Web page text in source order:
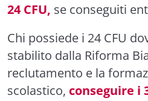
24 CFU, se conseguiti
Chi possiede i 24 CFU
stabilito dalla Riforma
reclutamento e la
scolastico, conseguire i